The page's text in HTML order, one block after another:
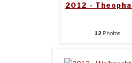
2012 -
12 Photos